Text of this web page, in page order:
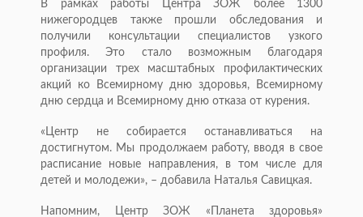
В рамках работы Центра ЗОЖ более 1300
нижегородцев также прошли обследования и
получили консультации специалистов узкого
профиля. Это стало возможным благодаря
организации трех масштабных профилактических
акций ко Всемирному дню здоровья, Всемирному
дню сердца и Всемирному дню отказа от курения.
«Центр не собирается останавливаться на
достигнутом. Мы продолжаем работу, вводя в свое
расписание новые направления, в том числе для
детей и молодежи», – добавила Наталья Савицкая.
Напомним, Центр ЗОЖ «Планета здоровья»